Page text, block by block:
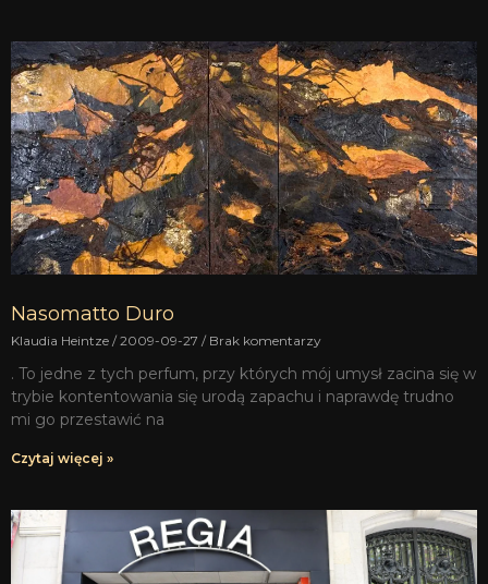
Nasomatto Duro
Klaudia Heintze 2009-09-27 Brak komentarzy
. To jedne z tych perfum, przy których mój umysł zacina się w
trybie kontentowania się urodą zapachu i naprawdę trudno
mi go przestawić na
Czytaj więcej »